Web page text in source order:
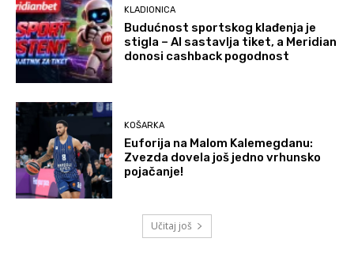
KLADIONICA
Budućnost sportskog klađenja je
stigla – AI sastavlja tiket, a Meridian
donosi cashback pogodnost
KOŠARKA
Euforija na Malom Kalemegdanu:
Zvezda dovela još jedno vrhunsko
pojačanje!
Učitaj još